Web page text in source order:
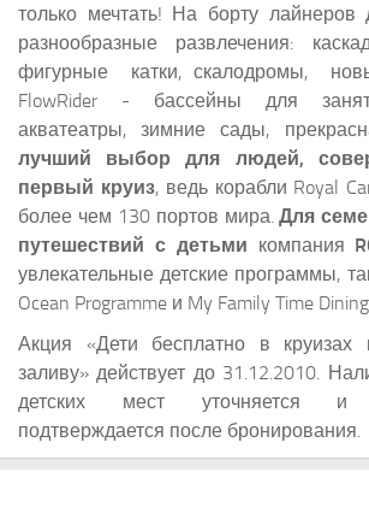
только мечтать! На борту
разнообразные развлечения:
фигурные катки, скалодромы,
FlowRider - бассейны для
акватеатры, зимние сады,
лучший выбор для людей,
первый круиз, ведь корабли Royal
более чем 130 портов мира.Для
путешествий с детьми компания
увлекательные детские программы,
Ocean Programme и My Family Time
Акция «Дети бесплатно в круизах
заливу» действует до 31.12.2010.
детских мест уточняется и
подтверждается после бронирования.